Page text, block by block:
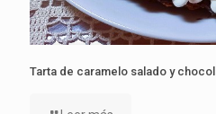
Tarta de caramelo salado y